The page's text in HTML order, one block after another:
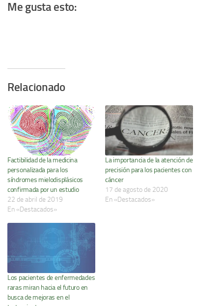
Me gusta esto:
Relacionado
Factibilidad de la medicina
personalizada para los
síndromes mielodisplásicos
confirmada por un estudio
22 de abril de 2019
En «Destacados»
La importancia de la atención de
precisión para los pacientes con
cáncer
17 de agosto de 2020
En «Destacados»
Los pacientes de enfermedades
raras miran hacia el futuro en
busca de mejoras en el